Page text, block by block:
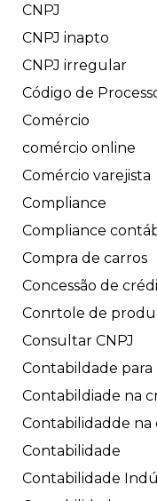
CNPJ
CNPJ inapto
CNPJ irregular
Código de
Comércio
comércio online
Comércio varejista
Compliance
Compliance
Compra de carros
Concessão de
Conrtole de
Consultar CNPJ
Contabildade
Contabildiade na
Contabilidadde na
Contabilidade
Contabilidade